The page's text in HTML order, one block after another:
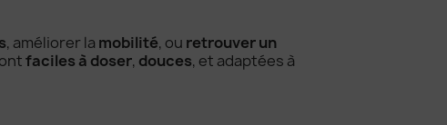
, améliorer la mobilité, ou retrouver un
faciles à doser, douces, et adaptées à